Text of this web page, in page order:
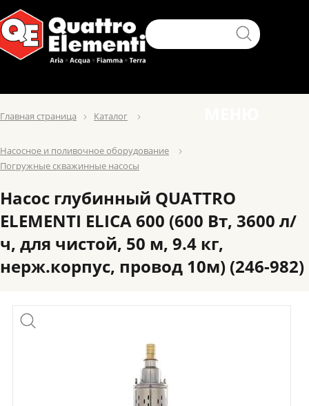
Главная страница Каталог
Насосное и поливочное оборудование
Погружные скважинные насосы
Насос глубинный QUATTRO
ELEMENTI ELICA 600 (600 Вт, 3600 л/
ч, для чистой, 50 м, 9.4 кг,
нерж.корпус, провод 10м) (246-982)